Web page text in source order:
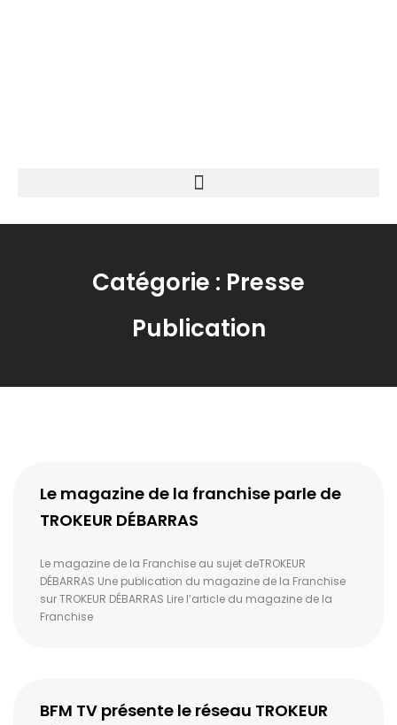
Catégorie : Presse
Publication
Le magazine de la franchise parle de
TROKEUR DÉBARRAS
Le magazine de la Franchise au sujet deTROKEUR
DÉBARRAS Une publication du magazine de la Franchise
sur TROKEUR DÉBARRAS Lire l’article du magazine de la
Franchise
BFM TV présente le réseau TROKEUR